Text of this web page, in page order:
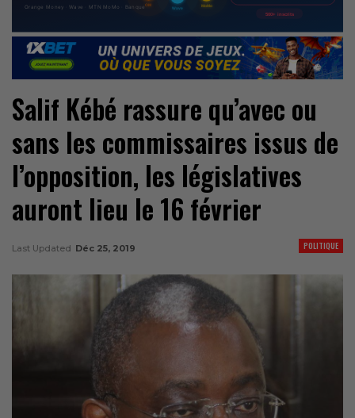
Salif Kébé rassure qu’avec ou
sans les commissaires issus de
l’opposition, les législatives
auront lieu le 16 février
POLITIQUE
Last Updated Déc 25, 2019